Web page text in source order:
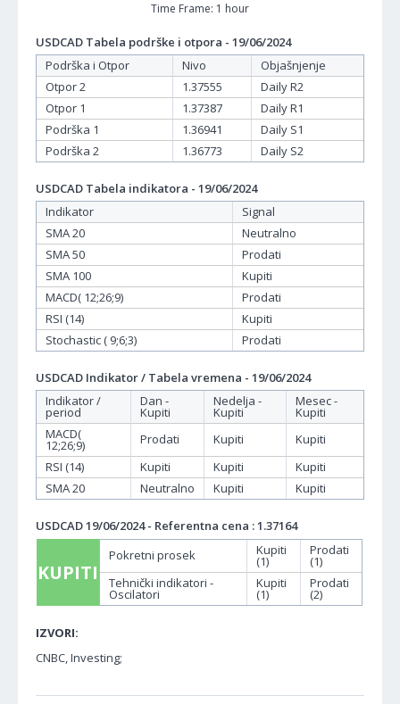
Time Frame: 1 hour
USDCAD Tabela podrške i otpora - 19/06/2024
Podrška i Otpor
Nivo
Objašnjenje
Otpor 2
1.37555
Daily R2
Otpor 1
1.37387
Daily R1
Podrška 1
1.36941
Daily S1
Podrška 2
1.36773 Daily S2
USDCAD Tabela indikatora - 19/06/2024
Indikator
Signal
SMA 20
Neutralno
SMA 50
Prodati
SMA 100
Kupiti
MACD( 12;26;9)
Prodati
RSI (14)
Kupiti
Stochastic ( 9;6;3)
Prodati
USDCAD Indikator / Tabela vremena - 19/06/2024
Indikator /
period
Dan -
Kupiti
Nedelja -
Kupiti
Mesec -
Kupiti
MACD(
12;26;9) Prodati Kupiti
Kupiti
RSI (14)
Kupiti Kupiti
Kupiti
SMA 20
Neutralno Kupiti Kupiti
USDCAD 19/06/2024 - Referentna cena : 1.37164
KUPITI
Pokretni prosek Kupiti
(1)
Prodati
(1)
Tehnički indikatori -
Oscilatori
Kupiti
(1)
Prodati
(2)
IZVORI:
CNBC, Investing;